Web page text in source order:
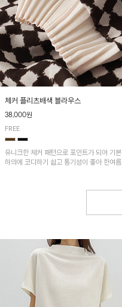
체커 플리츠배색 블라우스
38,000원
FREE
유니크한 체커 패턴으로 포인트가 되어 기본
하의에 코디하기 쉽고 통기성이 좋아 한여름에